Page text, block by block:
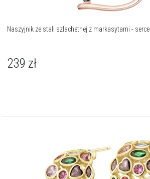
Naszyjnik ze stali szlachetnej z markasytami - serce
239 zł